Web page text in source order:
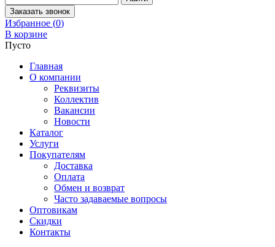
Избранное (0)
В корзине
Пусто
Главная
О компании
Реквизиты
Коллектив
Вакансии
Новости
Каталог
Услуги
Покупателям
Доставка
Оплата
Обмен и возврат
Часто задаваемые вопросы
Оптовикам
Скидки
Контакты